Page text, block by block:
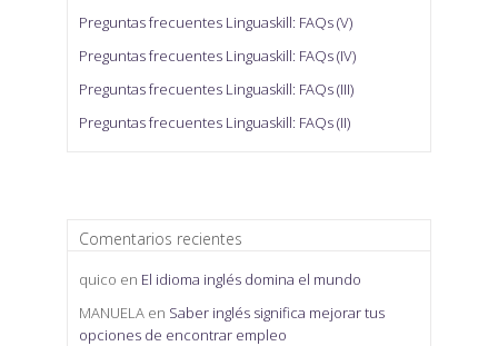
Preguntas frecuentes Linguaskill: FAQs (V)
Preguntas frecuentes Linguaskill: FAQs (IV)
Preguntas frecuentes Linguaskill: FAQs (III)
Preguntas frecuentes Linguaskill: FAQs (II)
Comentarios recientes
quico en El idioma inglés domina el mundo
MANUELA en Saber inglés significa mejorar tus
opciones de encontrar empleo